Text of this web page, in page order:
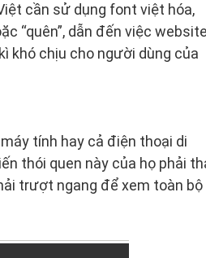
cần sử dụng font việt hóa,
“quên”, dẫn đến việc
khó chịu cho người dùng của
tính hay cả điện thoại di
thói quen này của họ phải
trượt ngang để xem toàn bộ